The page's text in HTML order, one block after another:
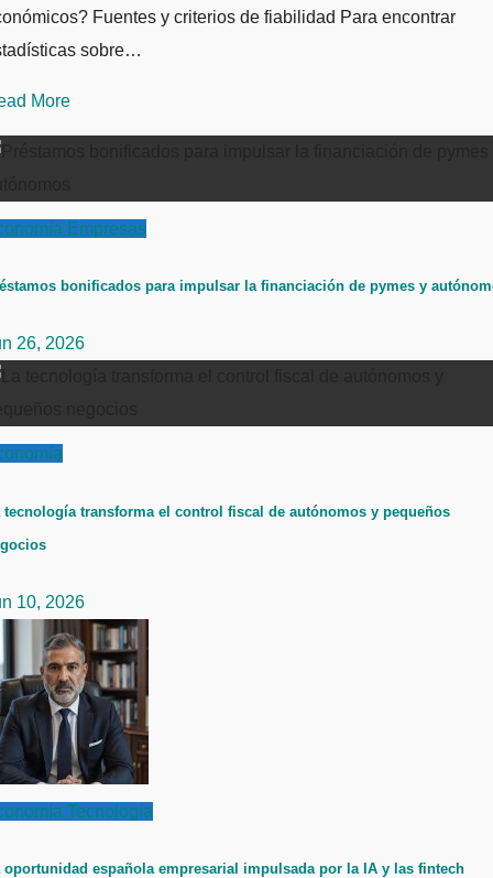
Fuentes y criterios de fiabilidad Para encontrar
sobre…
More
Empresas
bonificados para impulsar la financiación de pymes y
26, 2026
tecnología transforma el control fiscal de autónomos y pequeños
10, 2026
Tecnología
oportunidad española empresarial impulsada por la IA y las fintech